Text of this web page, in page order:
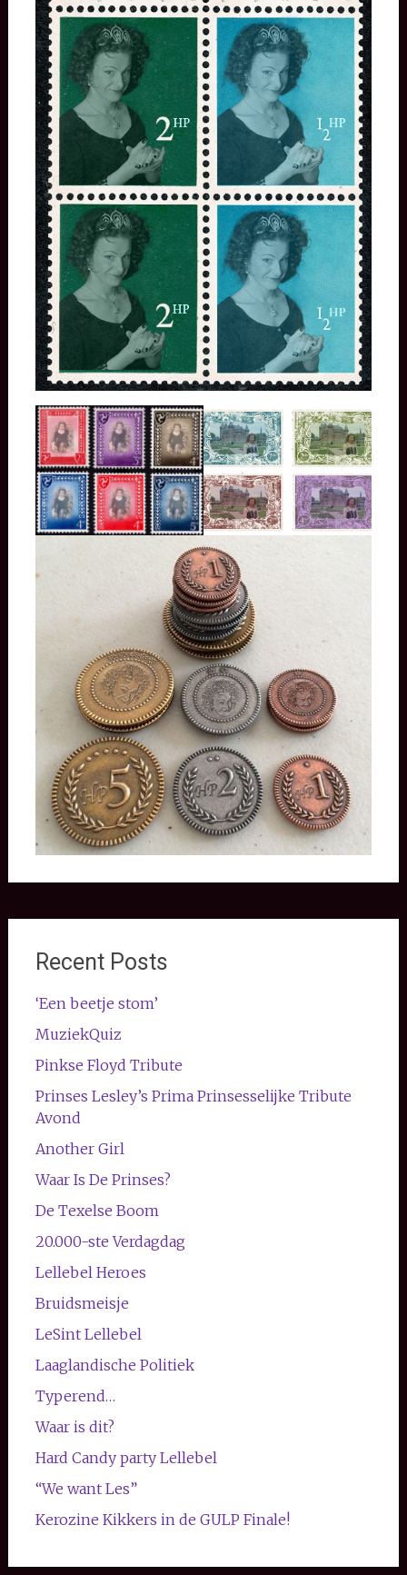
Recent Posts
‘Een beetje stom’
MuziekQuiz
Pinkse Floyd Tribute
Prinses Lesley’s Prima Prinsesselijke Tribute
Avond
Another Girl
Waar Is De Prinses?
De Texelse Boom
20.000-ste Verdagdag
Lellebel Heroes
Bruidsmeisje
LeSint Lellebel
Laaglandische Politiek
Typerend…
Waar is dit?
Hard Candy party Lellebel
“We want Les”
Kerozine Kikkers in de GULP Finale!